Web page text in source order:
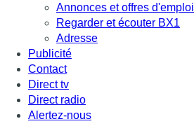
Annonces et offres d'emploi
Regarder et écouter BX1
Adresse
Publicité
Contact
Direct tv
Direct radio
Alertez-nous